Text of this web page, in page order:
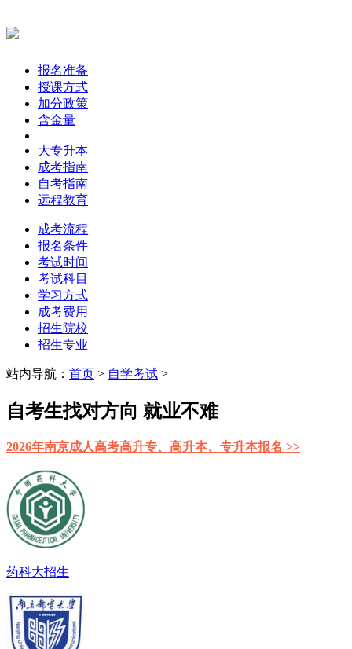
报名准备
授课方式
加分政策
含金量
大专升本
成考指南
自考指南
远程教育
成考流程
报名条件
考试时间
考试科目
学习方式
成考费用
招生院校
招生专业
站内导航： 首页 > 自学考试 >
自考生找对方向 就业不难
2026年南京成人高考高升专、高升本、专升本报名 >>
药科大招生